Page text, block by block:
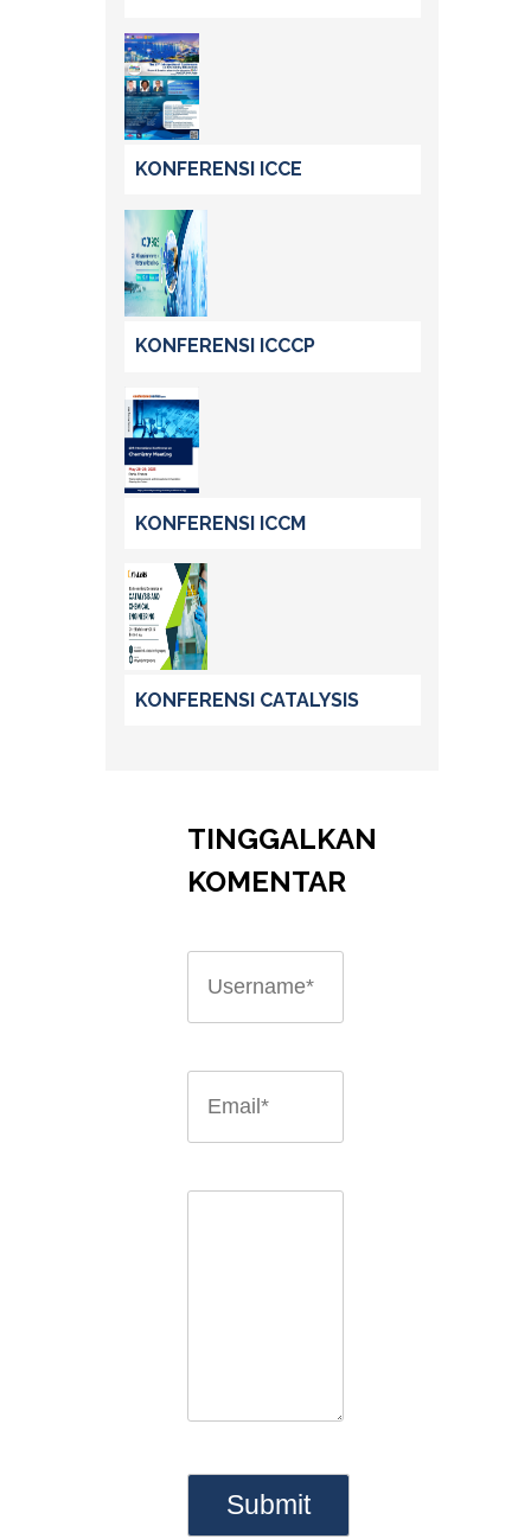
KONFERENSI ICCE
KONFERENSI ICCCP
KONFERENSI ICCM
KONFERENSI CATALYSIS
TINGGALKAN
KOMENTAR